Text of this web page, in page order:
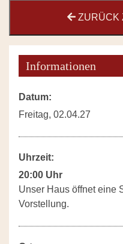
ZURÜCK
Informationen
Datum:
Freitag, 02.04.27
Uhrzeit:
20:00 Uhr
Unser Haus öffnet eine
Vorstellung.